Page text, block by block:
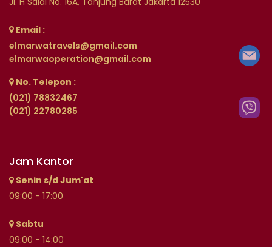
Email :
elmarwatravels@gmail.com
elmarwaoperation@gmail.com
No. Telepon :
(021) 78832467
(021) 22780285
Jam Kantor
Senin s/d Jum'at
09:00 - 17:00
Sabtu
09:00 - 14:00